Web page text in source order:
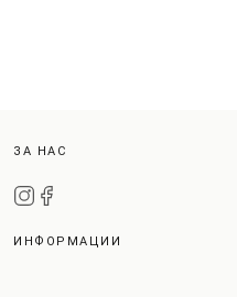
ЗА НАС
ИНФОРМАЦИИ